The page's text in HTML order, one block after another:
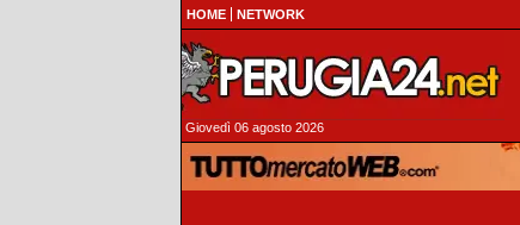
HOME NETWORK
Giovedì 06 agosto 2026